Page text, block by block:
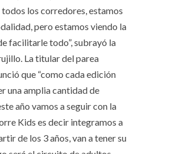
los corredores, estamos
pero estamos viendo la
facilitarle todo”, subrayó la
La titular del parea
que “como cada edición
una amplia cantidad de
año vamos a seguir con la
Kids es decir integramos a
de los 3 años, van a tener su